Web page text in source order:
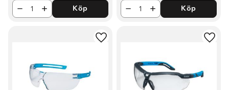
Köp Köp
Lägg till i favoriter